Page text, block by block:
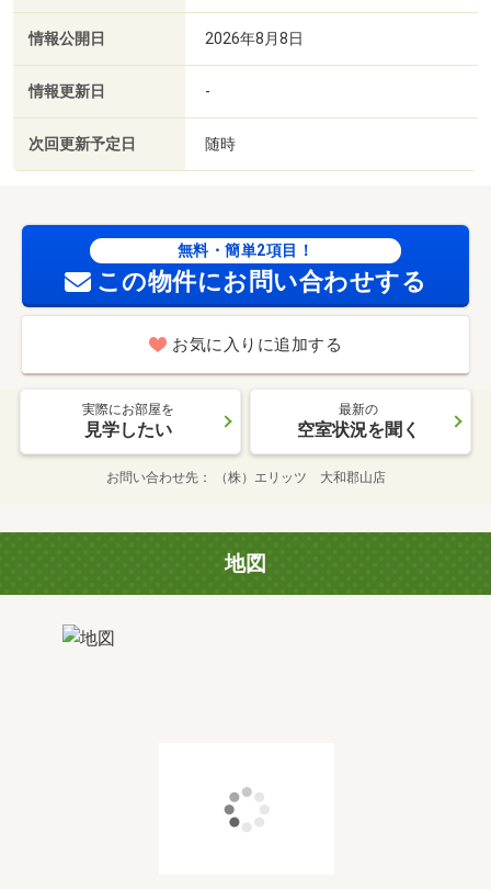
情報公開日 2026年8月8日
情報更新日 -
次回更新予定日 随時
無料・簡単2項目！
この物件にお問い合わせする
お気に入りに追加する
実際にお部屋を
見学したい
最新の
空室状況を聞く
お問い合わせ先 （株）エリッツ 大和郡山店
地図